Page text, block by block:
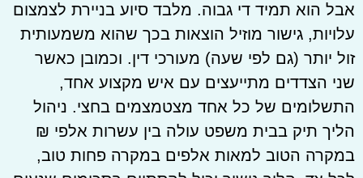
אבל הוא תמיד די גבוה. מלבד סיוע בניירת לצמצום
עלויות, גישור מוזיל הוצאות בכך שהוא משמעותית
זול יותר (גם לפי שעה) מעורכי דין. וכמובן כאשר
שני הצדדים מתייעצים עם איש מקצוע אחד,
התשלומים של כל אחד מצטמצמים בחצי. ניהול
הליך תיק בבית משפט עולה בין עשרות אלפי ₪
במקרה הטוב למאות אלפים במקרה פחות טוב,